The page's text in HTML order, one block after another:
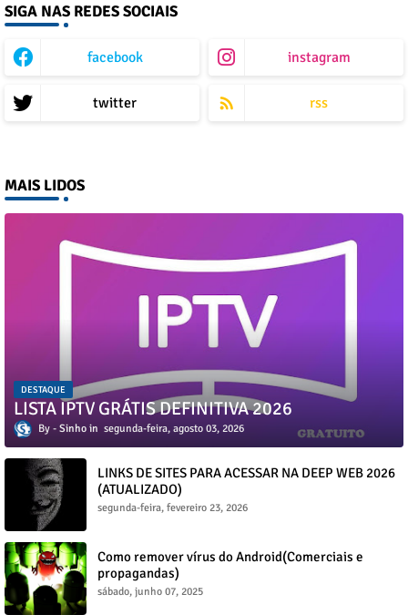
SIGA NAS REDES SOCIAIS
facebook instagram
twitter rss
MAIS LIDOS
DESTAQUE
LISTA IPTV GRÁTIS DEFINITIVA 2026
Sinho segunda-feira, agosto 03, 2026
LINKS DE SITES PARA ACESSAR NA DEEP WEB 2026
(ATUALIZADO)
segunda-feira, fevereiro 23, 2026
Como remover vírus do Android(Comerciais e
propagandas)
sábado, junho 07, 2025